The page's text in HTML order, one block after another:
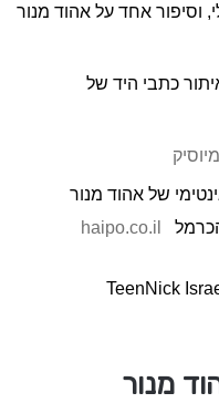
מיוחדים ב-13 ביולי, וסיפור אחד על אהוד מנור
כתבי היד של
של אהוד מנור
haipo.co.il
TeenNick
מנור